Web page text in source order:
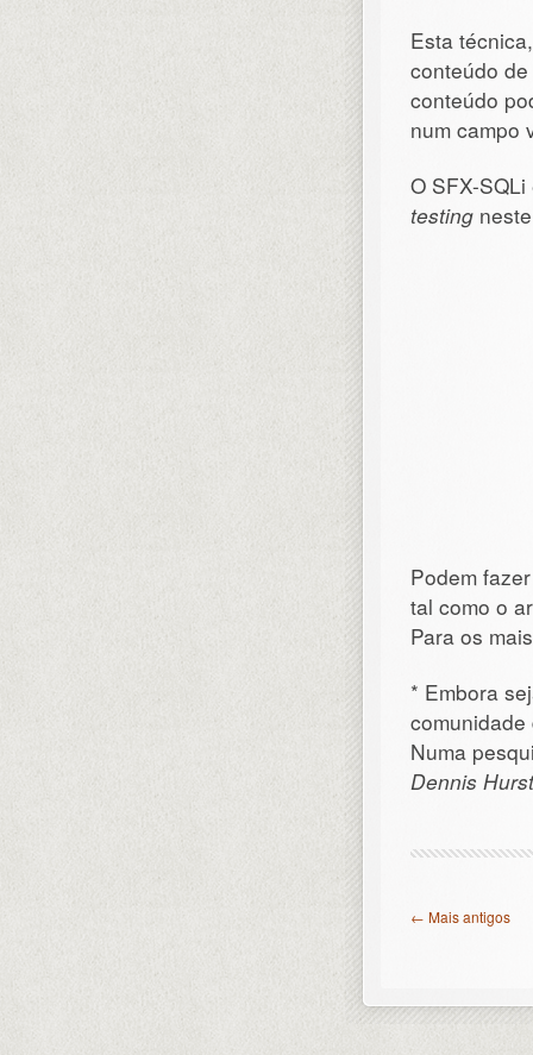
Esta
conteúdo
conteúdo
num campo
O SFX-
testing
Podem
tal como o
Para os
* Embora
Numa
Dennis Hurst
← Mais antigos